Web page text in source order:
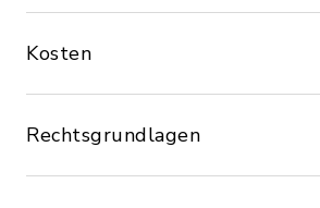
Kosten
Rechtsgrundlagen